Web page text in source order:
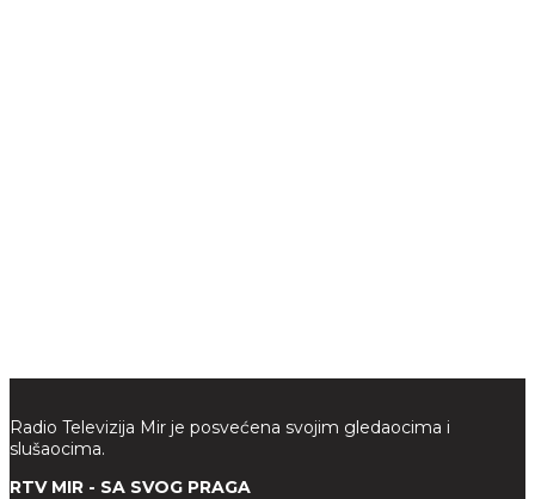
Radio Televizija Mir je posvećena svojim gledaocima i
slušaocima.
RTV MIR - SA SVOG PRAGA